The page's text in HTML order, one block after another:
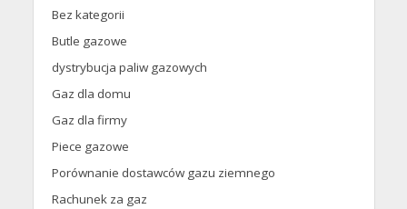
Bez kategorii
Butle gazowe
dystrybucja paliw gazowych
Gaz dla domu
Gaz dla firmy
Piece gazowe
Porównanie dostawców gazu ziemnego
Rachunek za gaz